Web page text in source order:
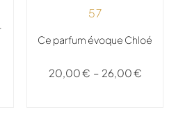
57
Ce parfum évoque Chloé
20,00€ – 26,00€